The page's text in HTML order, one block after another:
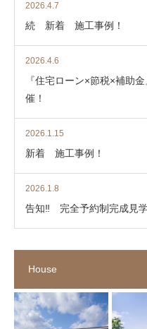
2026.4.7
続 新着 施工事例！
2026.4.6
『住宅ローン×節税×補助
催！
2026.1.15
新着 施工事例！
2026.1.8
告知‼ 完全予約制完成見学
House